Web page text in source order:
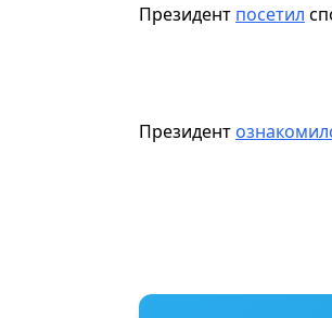
Президент посетил
Президент